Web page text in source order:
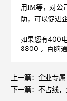
用IM等，对公
助，可以促进
如果您有400
8800 ，百脑
上一篇： 企业专
下一篇： 不占线